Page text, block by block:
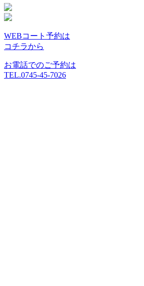
WEBコート予約は
コチラから
お電話でのご予約は
TEL.0745-45-7026